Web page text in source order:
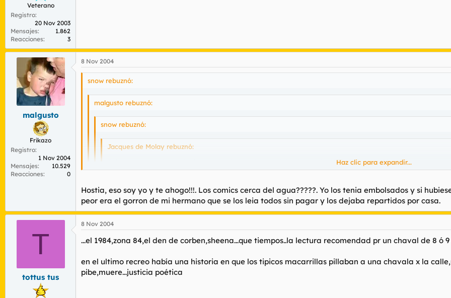
Veterano
Registro
20 Nov 2003
Mensajes
1.862
Reacciones
3
malgusto
Frikazo
Registro
1 Nov 2004
Mensajes
10.529
Reacciones
0
8 Nov 2004
snow rebuznó:
malgusto rebuznó:
snow rebuznó:
Jacques de Molay rebuznó:
Cabrones, se me han saltado unas lagrimitas de nostalgia al recordar 1984, Zona84 o Cimoc.
Haz clic para expandir...
Mis tios tenían una enorme colección de estos tebeos, por algo los dias que pasé en su casa leyendo
Que nostalgia... :( Haz clic para expandir...
Lo de encerrada en el baño era por algo especial o porque te prohibian estar en el salon con los demas? :D
Me encanta Horacio Altuna, los comic que sacaba en el Playboy eran cojonudos :D.
Haz clic para expandir...
Hostia, eso soy yo y te ahogo!!!. Los comics cerca del agua?????. Yo los tenia embolsados y si
peor era el gorron de mi hermano que se los leia todos sin pagar y los dejaba repartidos por casa.
T
tottus tus
8 Nov 2004
...el 1984,zona 84,el den de corben,sheena...que tiempos..la lectura recomendad pr un chaval de 8 ó 9
en el ultimo recreo había una historia en que los tipicos macarrillas pillaban a una chavala x la
pibe,muere...justicia poética